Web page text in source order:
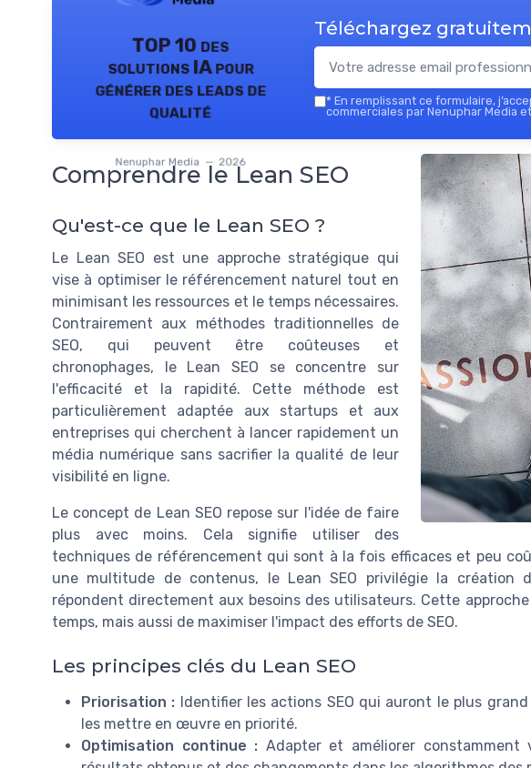
TOP 10 des
solutions IA pour
générer des leads de
qualité
Nenuphar Media — 2026
Téléchargez
* En remplissant ce formulaire,
commerciales par Nenuphar Media
Comprendre le Lean SEO
Qu'est-ce que le Lean SEO ?
Le Lean SEO est une approche stratégique qui
vise à optimiser le référencement naturel tout en
minimisant les ressources et le temps nécessaires.
Contrairement aux méthodes traditionnelles de
SEO, qui peuvent être coûteuses et
chronophages, le Lean SEO se concentre sur
l'efficacité et la rapidité. Cette méthode est
particulièrement adaptée aux startups et aux
entreprises qui cherchent à lancer rapidement un
média numérique sans sacrifier la qualité de leur
visibilité en ligne.
Le concept de Lean SEO repose sur l'idée de faire
plus avec moins. Cela signifie utiliser des
techniques de référencement qui sont à la fois efficaces et peu
une multitude de contenus, le Lean SEO privilégie la création
répondent directement aux besoins des utilisateurs. Cette
temps, mais aussi de maximiser l'impact des efforts de SEO.
Les principes clés du Lean SEO
Priorisation : Identifier les actions SEO qui auront le plus
les mettre en œuvre en priorité.
Optimisation continue : Adapter et améliorer